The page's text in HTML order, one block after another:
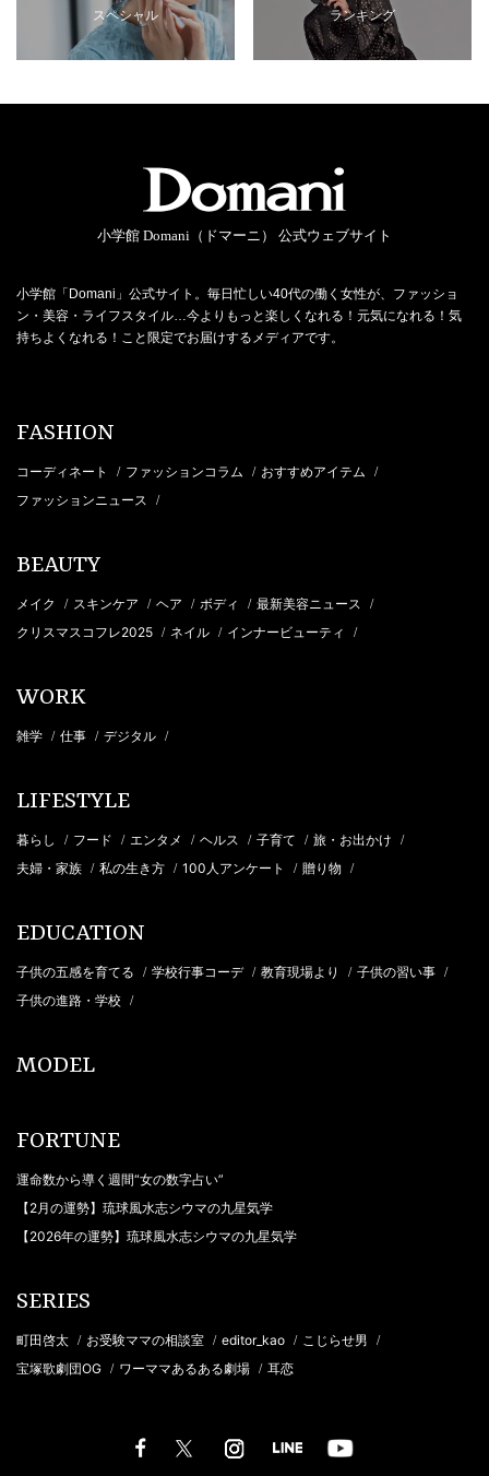
スペシャル ランキング
小学館 Domani（ドマーニ） 公式ウェブサイト
小学館「Domani」公式サイト。毎日忙しい40代の働く女性が、ファッショ
ン・美容・ライフスタイル…今よりもっと楽しくなれる！元気になれる！気
持ちよくなれる！こと限定でお届けするメディアです。
FASHION
コーディネート / ファッションコラム / おすすめアイテム /
ファッションニュース /
BEAUTY
メイク / スキンケア / ヘア / ボディ / 最新美容ニュース /
クリスマスコフレ2025 / ネイル / インナービューティ /
WORK
雑学 / 仕事 / デジタル /
LIFESTYLE
暮らし / フード / エンタメ / ヘルス / 子育て / 旅・お出かけ /
夫婦・家族 / 私の生き方 / 100人アンケート / 贈り物 /
EDUCATION
子供の五感を育てる / 学校行事コーデ / 教育現場より / 子供の習い事 /
子供の進路・学校 /
MODEL
FORTUNE
運命数から導く週間“女の数字占い”
【2月の運勢】琉球風水志シウマの九星気学
【2026年の運勢】琉球風水志シウマの九星気学
SERIES
町田啓太 / お受験ママの相談室 / editor_kao / こじらせ男 /
宝塚歌劇団OG / ワーママあるある劇場 / 耳恋